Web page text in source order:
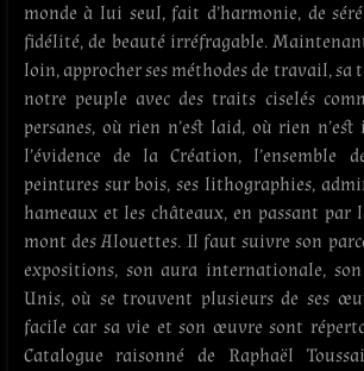
monde à lui seul, fait d’harmonie, de
fidélité, de beauté irréfragable.
loin, approcher ses méthodes de travail,
notre peuple avec des traits ciselés
persanes, où rien n’est laid, où rien
l’évidence de la Création, l’ensemble
peintures sur bois, ses lithographies,
hameaux et les châteaux, en passant par
mont des Alouettes. Il faut suivre son
expositions, son aura internationale,
Unis, où se trouvent plusieurs de ses
facile car sa vie et son œuvre sont
Catalogue raisonné de Raphaël